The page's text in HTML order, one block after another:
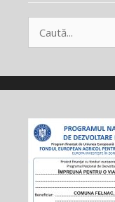
după: